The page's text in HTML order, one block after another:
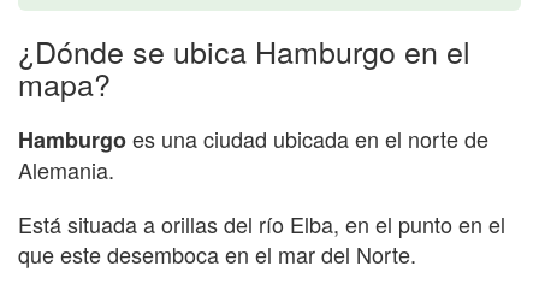
¿Dónde se ubica Hamburgo en el
mapa?
Hamburgoes una ciudad ubicada en el norte de
Alemania.
Está situada a orillas del río Elba, en el punto en el
que este desemboca en el mar del Norte.